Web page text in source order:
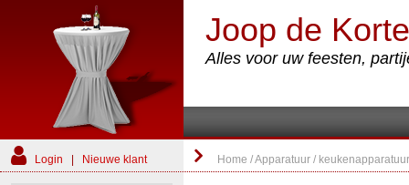
Joop de
Alles voor uw feesten,
Login Nieuwe klant Home /Apparatuur /